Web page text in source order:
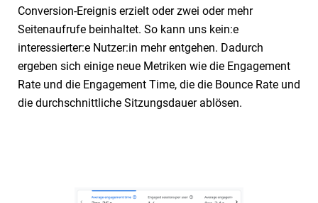
Conversion-Ereignis erzielt oder zwei oder mehr
Seitenaufrufe beinhaltet. So kann uns kein:e
interessierter:e Nutzer:in mehr entgehen. Dadurch
ergeben sich einige neue Metriken wie die Engagement
Rate und die Engagement Time, die die Bounce Rate und
die durchschnittliche Sitzungsdauer ablösen.